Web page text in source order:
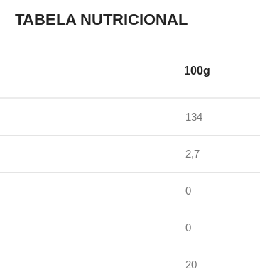
TABELA NUTRICIONAL
100g
134
2,7
0
0
20